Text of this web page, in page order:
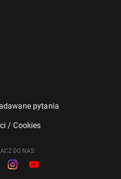
pytania
/ Cookies
DO NAS: